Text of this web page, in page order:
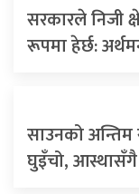
सरकारले निजी
रूपमा हेर्छ:
साउनको
घुइँचो,